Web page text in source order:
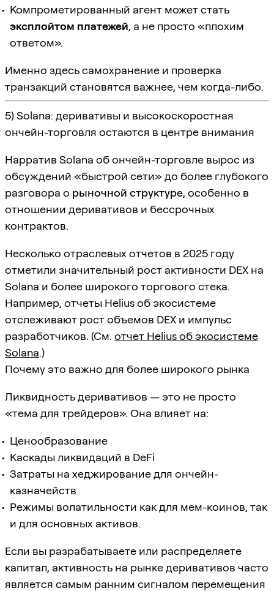
Компрометированный агент может стать
эксплойтом платежей, а не просто «плохим
ответом».
Именно здесь самохранение и проверка
транзакций становятся важнее, чем когда-либо.
5) Solana: деривативы и высокоскоростная
ончейн-торговля остаются в центре внимания
Нарратив Solana об ончейн-торговле вырос из
обсуждений «быстрой сети» до более глубокого
разговора о рыночной структуре, особенно в
отношении деривативов и бессрочных
контрактов.
Несколько отраслевых отчетов в 2025 году
отметили значительный рост активности DEX на
Solana и более широкого торгового стека.
Например, отчеты Helius об экосистеме
отслеживают рост объемов DEX и импульс
разработчиков. (См. отчет Helius об экосистеме
Solana.)
Почему это важно для более широкого рынка
Ликвидность деривативов — это не просто
«тема для трейдеров». Она влияет на:
Ценообразование
Каскады ликвидаций в DeFi
Затраты на хеджирование для ончейн-
казначейств
Режимы волатильности как для мем-коинов, так
и для основных активов.
Если вы разрабатываете или распределяете
капитал, активность на рынке деривативов часто
является самым ранним сигналом перемещения